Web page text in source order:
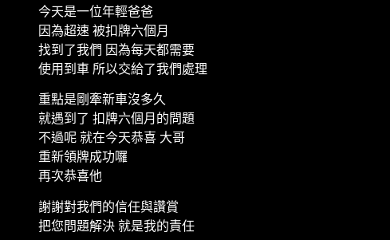
今天是一位年輕爸爸
因為超速 被扣牌六個月
找到了我們 因為每天都需要
使用到車 所以交給了我們處理
重點是剛牽新車沒多久
就遇到了 扣牌六個月的問題
不過呢 就在今天恭喜 大哥
重新領牌成功囉
再次恭喜他
謝謝對我們的信任與讚賞
把您問題解決 就是我的責任